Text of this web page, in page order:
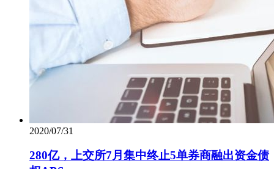
2020/07/31
280亿，上交所7月集中终止5单券商融出资金债